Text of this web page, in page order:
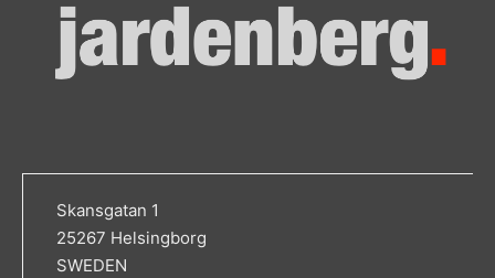
Skansgatan 1
25267 Helsingborg
SWEDEN